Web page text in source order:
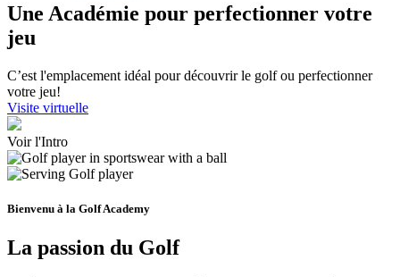
Une Académie pour perfectionner votre
jeu
C’est l'emplacement idéal pour découvrir le golf ou perfectionner
votre jeu!
Visite virtuelle
Voir l'Intro
Bienvenu à la Golf Academy
La passion du Golf